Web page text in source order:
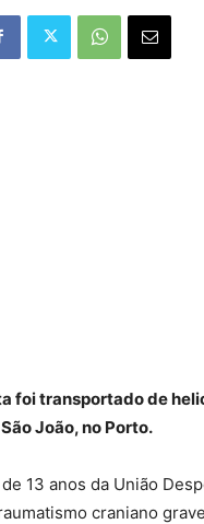
foi transportado de
João, no Porto.
13 anos da União
craniano